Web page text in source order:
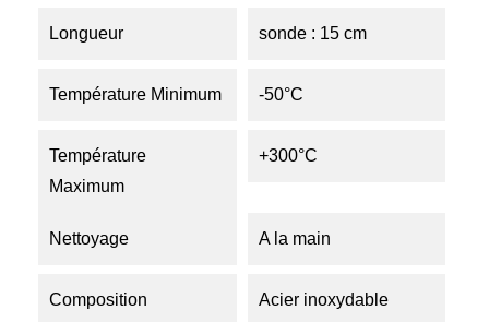
Longueur sonde : 15 cm
Température Minimum -50°C
Température
Maximum
+300°C
Nettoyage A la main
Composition Acier inoxydable